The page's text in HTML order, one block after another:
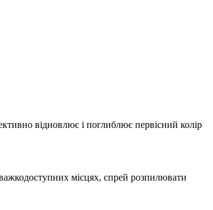
відновлює і поглиблює первісний колір
місцях, спрей розпилювати